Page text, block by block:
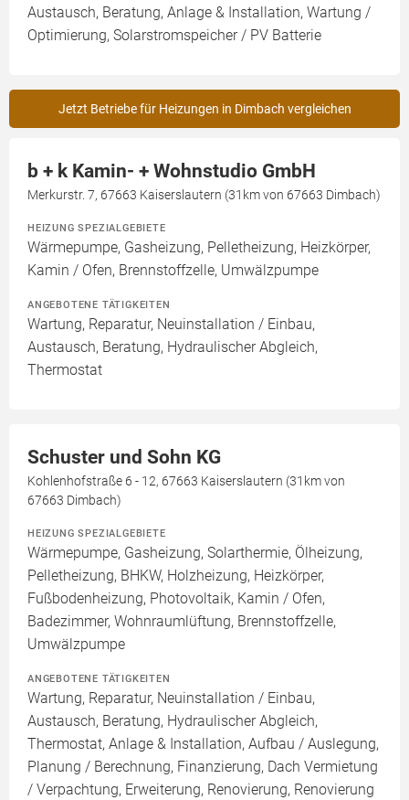
Austausch, Beratung, Anlage & Installation, Wartung /
Optimierung, Solarstromspeicher / PV Batterie
Jetzt Betriebe für Heizungen in Dimbach vergleichen
b + k Kamin- + Wohnstudio GmbH
Merkurstr. 7, 67663 Kaiserslautern (31km von 67663 Dimbach)
HEIZUNG SPEZIALGEBIETE
Wärmepumpe, Gasheizung, Pelletheizung, Heizkörper,
Kamin / Ofen, Brennstoffzelle, Umwälzpumpe
ANGEBOTENE TÄTIGKEITEN
Wartung, Reparatur, Neuinstallation / Einbau,
Austausch, Beratung, Hydraulischer Abgleich,
Thermostat
Schuster und Sohn KG
Kohlenhofstraße 6 - 12, 67663 Kaiserslautern (31km von
67663 Dimbach)
HEIZUNG SPEZIALGEBIETE
Wärmepumpe, Gasheizung, Solarthermie, Ölheizung,
Pelletheizung, BHKW, Holzheizung, Heizkörper,
Fußbodenheizung, Photovoltaik, Kamin / Ofen,
Badezimmer, Wohnraumlüftung, Brennstoffzelle,
Umwälzpumpe
ANGEBOTENE TÄTIGKEITEN
Wartung, Reparatur, Neuinstallation / Einbau,
Austausch, Beratung, Hydraulischer Abgleich,
Thermostat, Anlage & Installation, Aufbau / Auslegung,
Planung / Berechnung, Finanzierung, Dach Vermietung
/ Verpachtung, Erweiterung, Renovierung, Renovierung